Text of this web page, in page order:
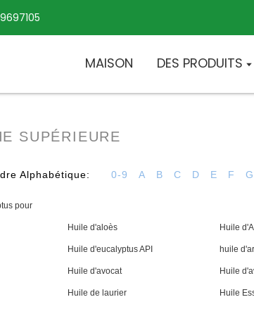
MAISON DES PRODUITS
SUPÉRIEURE
Alphabétique: 0-9 A B C D E F G
pour
Huile d'aloès Huile
Huile d'eucalyptus API huile
Huile d'avocat Huile
Huile de laurier Huile